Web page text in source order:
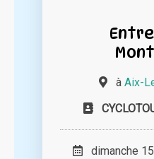
à Aix-
dimanche